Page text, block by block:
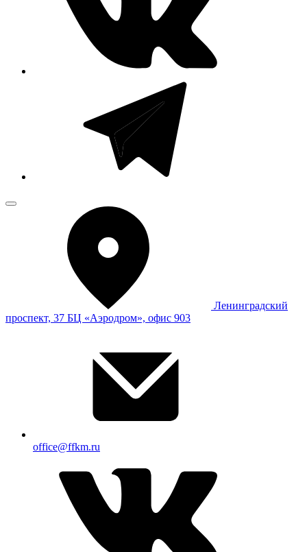
Ленинградский
проспект, 37 БЦ «Аэродром», офис 903
office@ffkm.ru